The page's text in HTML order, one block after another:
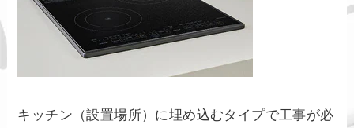
キッチン（設置場所）に埋め込むタイプで工事が必